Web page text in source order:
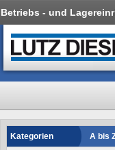
Betriebs - und
Kategorien
A bis